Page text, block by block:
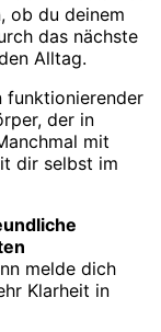
ob du deinem
das nächste
Alltag.
funktionierender
der in
mit
dir selbst im
melde dich
Klarheit in